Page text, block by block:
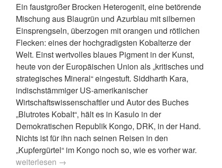
Ein faustgroßer Brocken Heterogenit, eine betörende
Mischung aus Blaugrün und Azurblau mit silbernen
Einsprengseln, überzogen mit orangen und rötlichen
Flecken: eines der hochgradigsten Kobalterze der
Welt. Einst wertvolles blaues Pigment in der Kunst,
heute von der Europäischen Union als „kritisches und
strategisches Mineral“ eingestuft. Siddharth Kara,
indischstämmiger US-amerikanischer
Wirtschaftswissenschaftler und Autor des Buches
„Blutrotes Kobalt“, hält es in Kasulo in der
Demokratischen Republik Kongo, DRK, in der Hand.
Nichts ist für ihn nach seinen Reisen in den
„Kupfergürtel“ im Kongo noch so, wie es vorher war.
weiterlesen →